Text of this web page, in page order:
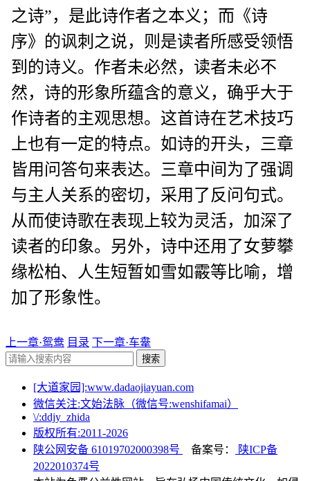
之诗”，是此诗作者之本义；而《诗
序》的讽刺之说，则是读者所感受领悟
到的诗义。作者未必然，读者未必不
然，诗的形象所蕴含的意义，确乎大于
作诗者的主观思想。这首诗在艺术技巧
上也有一定的特点。如诗的开头，三章
皆用问答句来表达。三章中间为了强调
与主人关系的密切，采用了反问句式。
从而使诗歌在表现上较为灵活，加深了
读者的印象。另外，诗中还用了女萝攀
缘松柏、人生短暂如雪如霰等比喻，增
加了形象性。
上一章·鸳鸯 目录 下一章·车舝
搜索
[大道家园]:www.dadaojiayuan.com
微信关注:文始法脉（微信号:wenshifamai）
\/:ddjy_zhida
版权所有:2011-2026
陕公网安备 61019702000398号
备案号：
陕ICP备
2022010374号